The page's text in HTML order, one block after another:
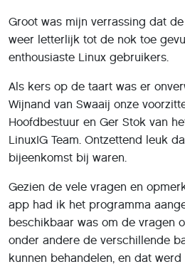
Groot was mijn verrassing dat
weer letterlijk tot de nok toe
enthousiaste Linux gebruikers.
Als kers op de taart was er
Wijnand van Swaaij onze
Hoofdbestuur en Ger Stok van
LinuxIG Team. Ontzettend leuk
bijeenkomst bij waren.
Gezien de vele vragen en
app had ik het programma
beschikbaar was om de vragen
onder andere de verschillende
kunnen behandelen, en dat werd